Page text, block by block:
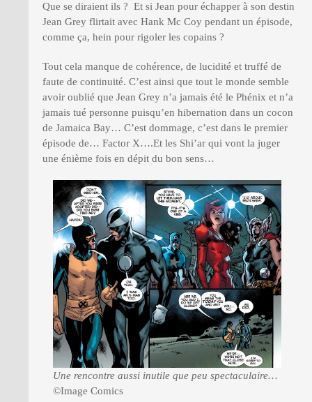
Que se diraient ils ? Et si Jean pour échapper à son destin
Jean Grey flirtait avec Hank Mc Coy pendant un épisode,
comme ça, hein pour rigoler les copains ?
Tout cela manque de cohérence, de lucidité et truffé de
faute de continuité. C’est ainsi que tout le monde semble
avoir oublié que Jean Grey n’a jamais été le Phénix et n’a
jamais tué personne puisqu’en hibernation dans un cocon
de Jamaica Bay… C’est dommage, c’est dans le premier
épisode de… Factor X….Et les Shi’ar qui vont la juger
une énième fois en dépit du bon sens…
Une rencontre aussi inutile que peu spectaculaire…
©Image Comics